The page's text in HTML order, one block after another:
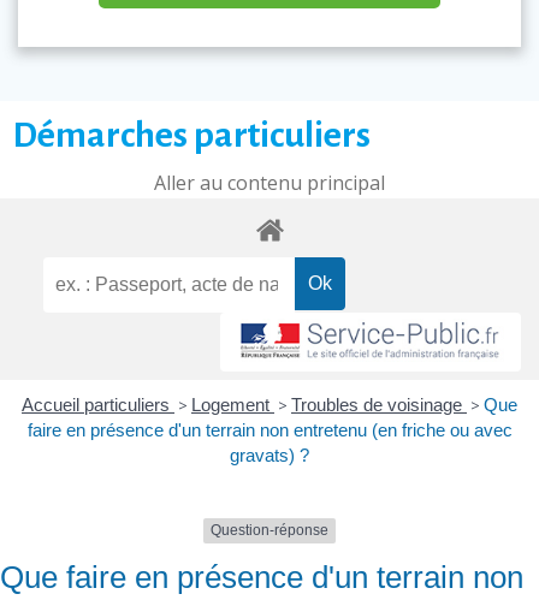
Démarches particuliers
Aller au contenu principal
Accueil particuliers > Logement > Troubles de voisinage > Que
faire en présence d'un terrain non entretenu (en friche ou avec
gravats) ?
Question-réponse
Que faire en présence d'un terrain non